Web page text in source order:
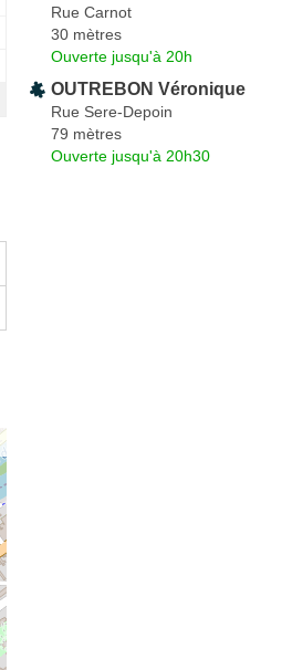
Rue Carnot
30 mètres
Ouverte jusqu'à 20h
OUTREBON Véronique
Rue Sere-Depoin
79 mètres
Ouverte jusqu'à 20h30